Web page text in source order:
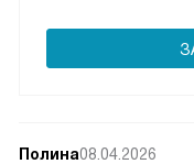
Полина08.04.2026